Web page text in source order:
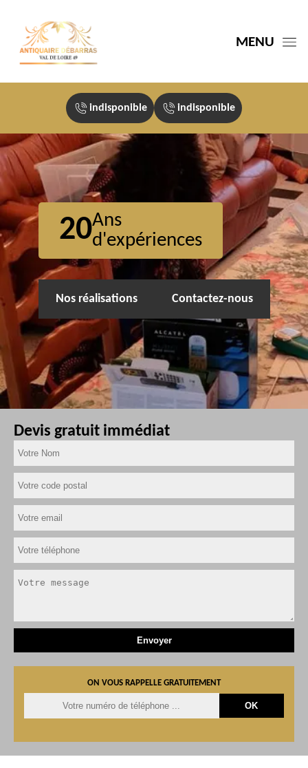
MENU
indisponible indisponible
20Ans
d'expériences
Nos réalisations Contactez-nous
Devis gratuit immédiat
ON VOUS RAPPELLE GRATUITEMENT